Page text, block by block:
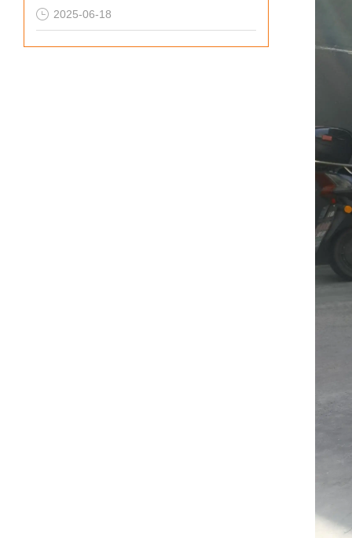
2025-06-18